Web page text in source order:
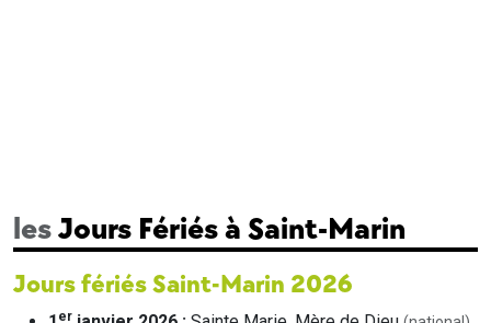
lesJours Fériés à Saint-Marin
Jours fériés Saint-Marin 2026
er